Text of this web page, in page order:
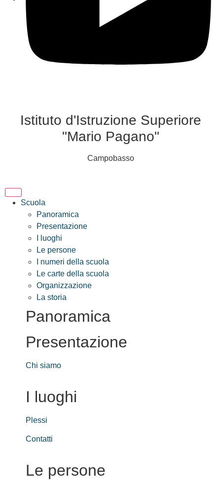
Istituto d'Istruzione Superiore
"Mario Pagano"
Campobasso
Scuola
Panoramica
Presentazione
I luoghi
Le persone
I numeri della scuola
Le carte della scuola
Organizzazione
La storia
Panoramica
Presentazione
Chi siamo
I luoghi
Plessi
Contatti
Le persone